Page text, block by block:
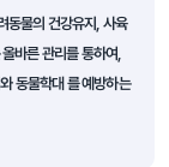
동물의 건강유지, 사육
바른 관리를 통하여,
동물학대 를 예방하는